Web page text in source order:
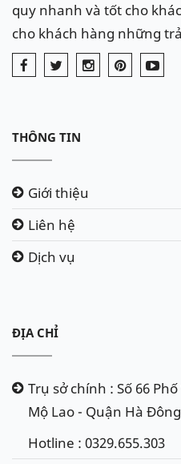
quy nhanh và tốt cho
cho khách hàng những
THÔNG TIN
Giới thiệu
Liên hệ
Dịch vụ
ĐỊA CHỈ
Trụ sở chính : Số 66
Mộ Lao - Quận Hà
Hotline : 0329.655.303